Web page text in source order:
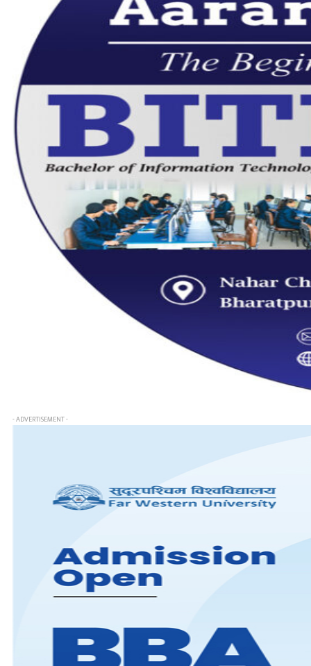
- ADVERTISEMENT -